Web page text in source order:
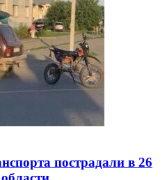
пострадали в 26